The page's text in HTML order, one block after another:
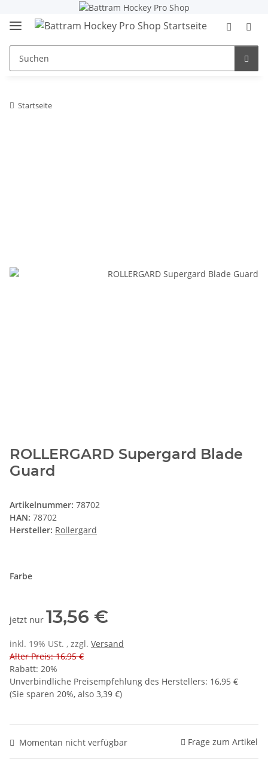
Startseite
ROLLERGARD Supergard Blade
Guard
Artikelnummer: 78702
HAN: 78702
Hersteller: Rollergard
Farbe
jetzt nur 13,56 €
inkl. 19% USt. , zzgl. Versand
Alter Preis: 16,95 €
Rabatt: 20%
Unverbindliche Preisempfehlung des Herstellers: 16,95 €
(Sie sparen 20%, also 3,39 €)
Momentan nicht verfügbar Frage zum Artikel